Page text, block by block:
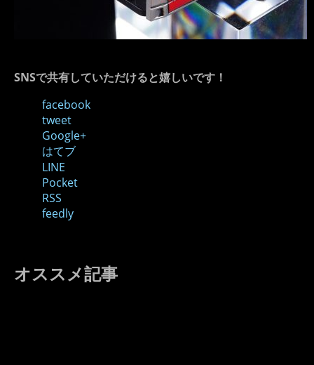
SNSで共有していただけると嬉しいです！
facebook
tweet
Google+
はてブ
LINE
Pocket
RSS
feedly
オススメ記事